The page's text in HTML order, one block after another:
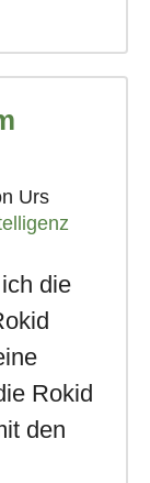
Urs
die
Rokid
den